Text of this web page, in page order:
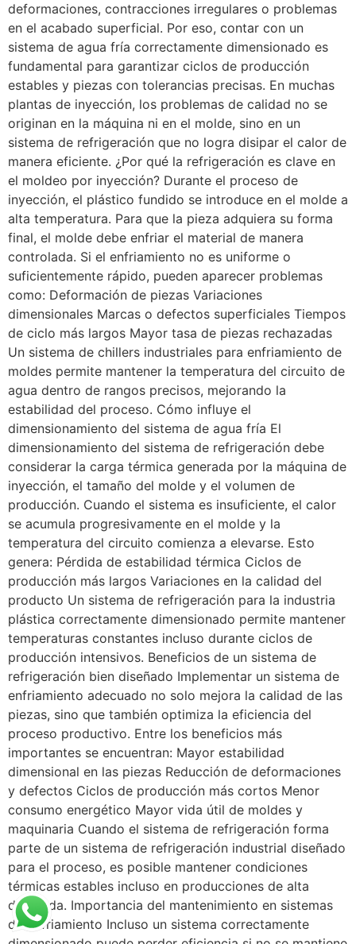
deformaciones, contracciones irregulares o problemas
en el acabado superficial. Por eso, contar con un
sistema de agua fría correctamente dimensionado es
fundamental para garantizar ciclos de producción
estables y piezas con tolerancias precisas. En muchas
plantas de inyección, los problemas de calidad no se
originan en la máquina ni en el molde, sino en un
sistema de refrigeración que no logra disipar el calor de
manera eficiente. ¿Por qué la refrigeración es clave en
el moldeo por inyección? Durante el proceso de
inyección, el plástico fundido se introduce en el molde a
alta temperatura. Para que la pieza adquiera su forma
final, el molde debe enfriar el material de manera
controlada. Si el enfriamiento no es uniforme o
suficientemente rápido, pueden aparecer problemas
como: Deformación de piezas Variaciones
dimensionales Marcas o defectos superficiales Tiempos
de ciclo más largos Mayor tasa de piezas rechazadas
Un sistema de chillers industriales para enfriamiento de
moldes permite mantener la temperatura del circuito de
agua dentro de rangos precisos, mejorando la
estabilidad del proceso. Cómo influye el
dimensionamiento del sistema de agua fría El
dimensionamiento del sistema de refrigeración debe
considerar la carga térmica generada por la máquina de
inyección, el tamaño del molde y el volumen de
producción. Cuando el sistema es insuficiente, el calor
se acumula progresivamente en el molde y la
temperatura del circuito comienza a elevarse. Esto
genera: Pérdida de estabilidad térmica Ciclos de
producción más largos Variaciones en la calidad del
producto Un sistema de refrigeración para la industria
plástica correctamente dimensionado permite mantener
temperaturas constantes incluso durante ciclos de
producción intensivos. Beneficios de un sistema de
refrigeración bien diseñado Implementar un sistema de
enfriamiento adecuado no solo mejora la calidad de las
piezas, sino que también optimiza la eficiencia del
proceso productivo. Entre los beneficios más
importantes se encuentran: Mayor estabilidad
dimensional en las piezas Reducción de deformaciones
y defectos Ciclos de producción más cortos Menor
consumo energético Mayor vida útil de moldes y
maquinaria Cuando el sistema de refrigeración forma
parte de un sistema de refrigeración industrial diseñado
para el proceso, es posible mantener condiciones
térmicas estables incluso en producciones de alta
demanda. Importancia del mantenimiento en sistemas
de enfriamiento Incluso un sistema correctamente